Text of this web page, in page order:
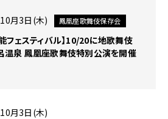
月3日(木) 鳳凰座歌舞伎保存会
フェスティバル】10/20に地歌舞伎
温泉 鳳凰座歌舞伎特別公演を開催
月3日(木)